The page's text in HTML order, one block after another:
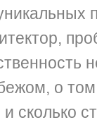
о
сколько